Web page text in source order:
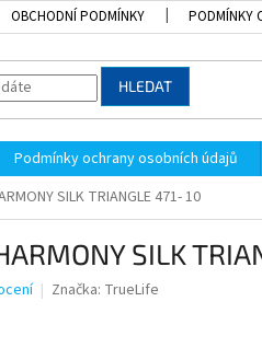
OBCHODNÍ PODMÍNKY PODMÍNKY
HLEDAT
Podmínky ochrany osobních údajů
SILK TRIANGLE 471- 10
SILK
Značka: TrueLife